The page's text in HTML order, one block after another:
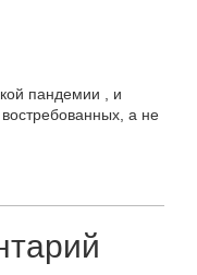
пандемии , и
а не